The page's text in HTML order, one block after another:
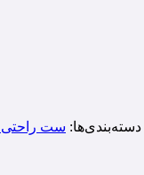
دسته‌بندی‌ها: ست راحتی